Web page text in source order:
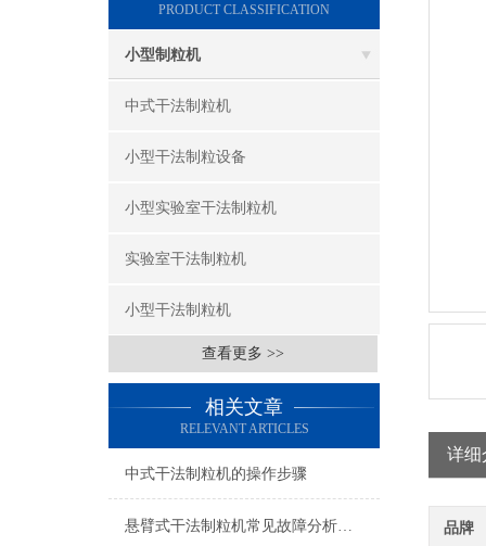
PRODUCT CLASSIFICATION
小型制粒机
中式干法制粒机
小型干法制粒设备
小型实验室干法制粒机
实验室干法制粒机
小型干法制粒机
查看更多 >>
相关文章
RELEVANT ARTICLES
中式干法制粒机的操作步骤
悬臂式干法制粒机常见故障分析与排除
详细
品牌